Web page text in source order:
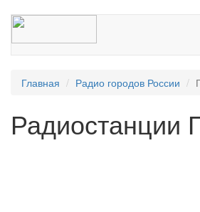
Главная Радио городов России
Радиостанции